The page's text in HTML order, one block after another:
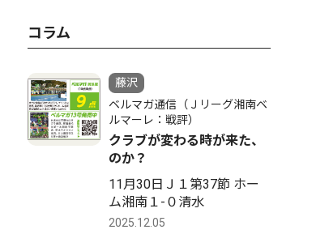
コラム
藤沢
ベルマガ通信（Ｊリーグ湘南ベ
ルマーレ：戦評）
クラブが変わる時が来た、
のか？
11月30日Ｊ１第37節 ホー
ム湘南１-０清水
2025.12.05